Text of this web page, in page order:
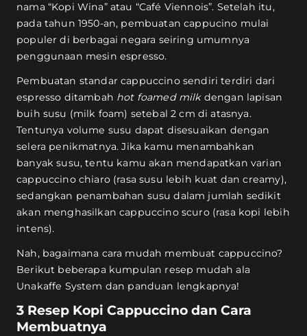
nama “Kopi Wina” atau “Café Viennois”. Setelah itu,
pada tahun 1950-an, pembuatan cappucino mulai
populer di berbagai negara seiring umumnya
penggunaan mesin espresso.
Pembuatan standar cappuccino sendiri terdiri dari
espresso ditambah hot foamed milk dengan lapisan
buih susu (milk foam) setebal 2 cm di atasnya.
Tentunya volume susu dapat disesuaikan dengan
selera penikmatnya. Jika kamu menambahkan
banyak susu, tentu kamu akan mendapatkan varian
cappuccino chiaro (rasa susu lebih kuat dan creamy),
sedangkan penambahan susu dalam jumlah sedikit
akan menghasilkan cappuccino scuro (rasa kopi lebih
intens).
Nah, bagaimana cara mudah membuat cappuccino?
Berikut beberapa kumpulan resep mudah ala
Unakaffe System dan panduan lengkapnya!
3 Resep Kopi Cappuccino dan Cara
Membuatnya